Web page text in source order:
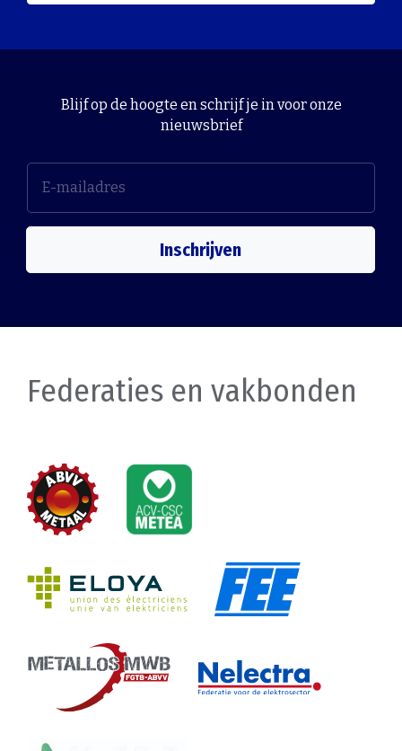
Blijf op de hoogte en schrijf je in voor onze
nieuwsbrief
Inschrijven
Federaties en vakbonden